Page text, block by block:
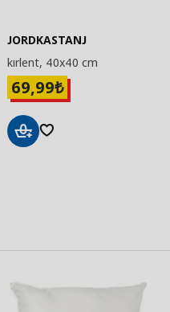
JORDKASTANJ
kırlent, 40x40 cm
69,99₺